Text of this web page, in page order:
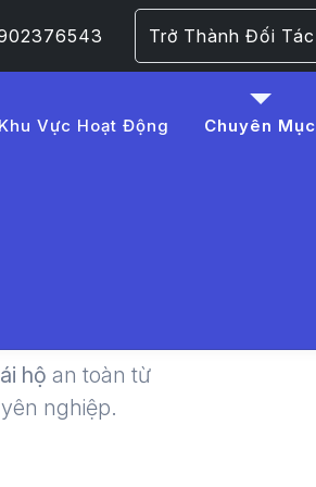
Trở Thành Đối Tác
Khu Vực Hoạt Động Chuyên Mục
Tài
1​
hộ an toàn từ
nghiệp.